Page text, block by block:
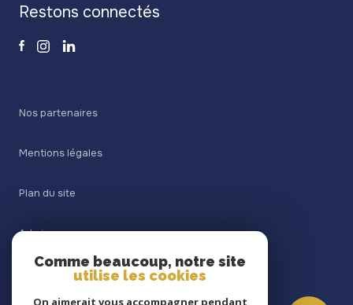
restons connectés
Nos partenaires
Mentions légales
Plan du site
Admin
Nos honoraires
Comme beaucoup, notre site
utilise les cookies
On aimerait vous accompagner pendant